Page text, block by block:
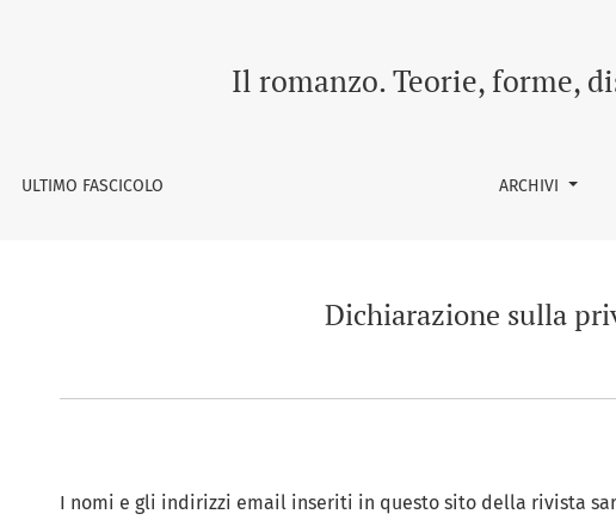
Il romanzo. Teorie, forme,
ULTIMO FASCICOLO ARCHIVI
lingua corrente è:
Dichiarazione sulla
I nomi e gli indirizzi email inseriti in questo sito della rivista